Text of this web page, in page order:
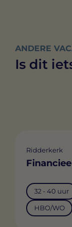
ANDERE
Is dit
Ridderkerk
32 - 40 uur
HBO/WO